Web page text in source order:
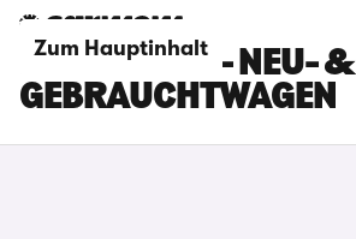
Zum Hauptinhalt
KIA EV4 ROT - NEU- &
GEBRAUCHTWAGEN